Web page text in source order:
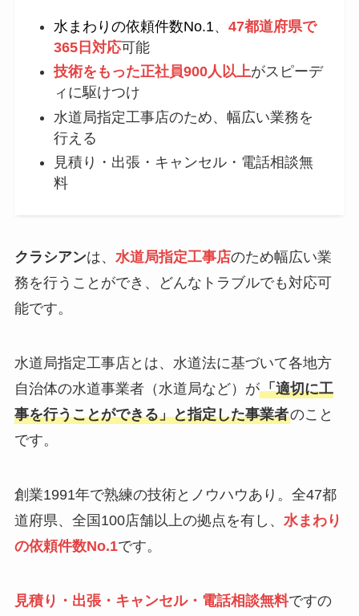
水まわりの依頼件数No.1、47都道府県で
365日対応可能
技術をもった正社員900人以上がスピーデ
ィに駆けつけ
水道局指定工事店のため、幅広い業務を
行える
見積り・出張・キャンセル・電話相談無
料
クラシアンは、 水道局指定工事店のため幅広い業
務を行うことができ、どんなトラブルでも対応可
能です。
水道局指定工事店とは、水道法に基づいて各地方
自治体の水道事業者（水道局など）が「適切に工
事を行うことができる」と指定した事業者のこと
です。
創業1991年で熟練の技術とノウハウあり。全47都
道府県、全国100店舗以上の拠点を有し、 水まわり
の依頼件数No.1です。
見積り・出張・キャンセル・電話相談無料ですの